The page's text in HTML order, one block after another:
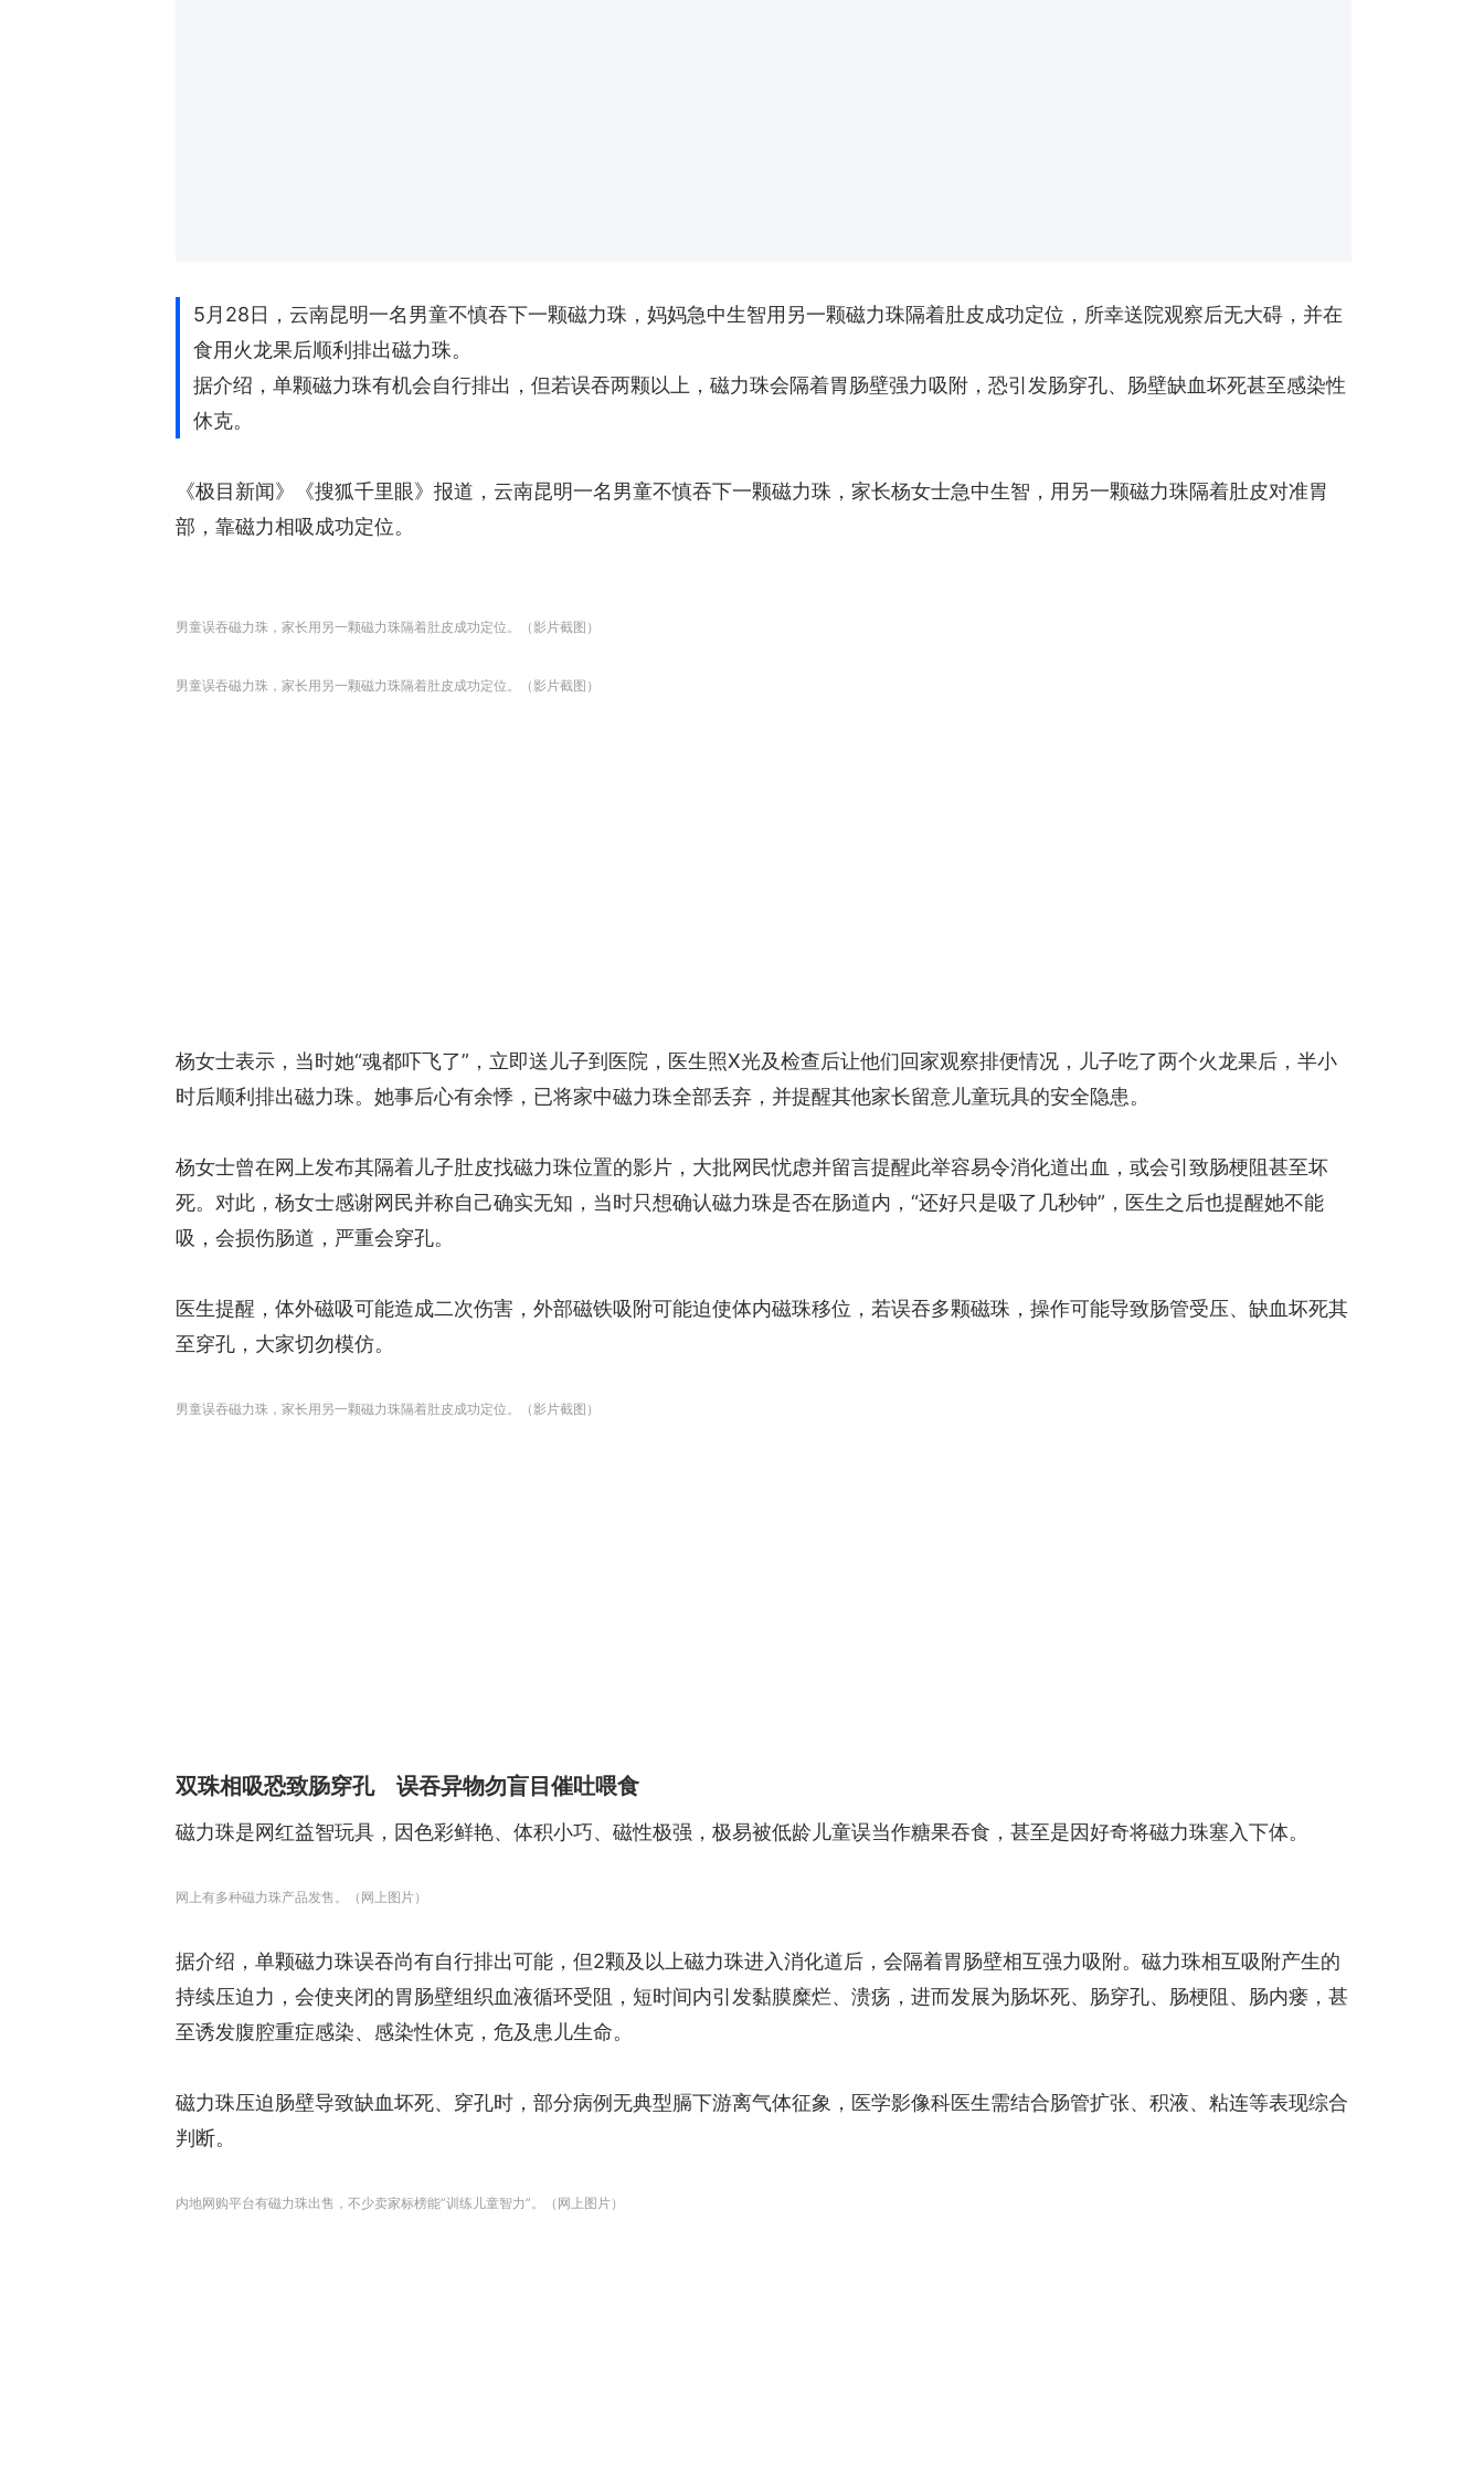
5月28日，云南昆明一名男童不慎吞下一颗磁力珠，妈妈急中生智用另一颗磁力珠隔着肚皮成功定位，所幸送院观察后无大碍，并在
食用火龙果后顺利排出磁力珠。
据介绍，单颗磁力珠有机会自行排出，但若误吞两颗以上，磁力珠会隔着胃肠壁强力吸附，恐引发肠穿孔、肠壁缺血坏死甚至感染性
休克。
《极目新闻》《搜狐千里眼》报道，云南昆明一名男童不慎吞下一颗磁力珠，家长杨女士急中生智，用另一颗磁力珠隔着肚皮对准胃
部，靠磁力相吸成功定位。
男童误吞磁力珠，家长用另一颗磁力珠隔着肚皮成功定位。（影片截图）
男童误吞磁力珠，家长用另一颗磁力珠隔着肚皮成功定位。（影片截图）
杨女士表示，当时她“魂都吓飞了”，立即送儿子到医院，医生照X光及检查后让他们回家观察排便情况，儿子吃了两个火龙果后，半小
时后顺利排出磁力珠。她事后心有余悸，已将家中磁力珠全部丢弃，并提醒其他家长留意儿童玩具的安全隐患。
杨女士曾在网上发布其隔着儿子肚皮找磁力珠位置的影片，大批网民忧虑并留言提醒此举容易令消化道出血，或会引致肠梗阻甚至坏
死。对此，杨女士感谢网民并称自己确实无知，当时只想确认磁力珠是否在肠道内，“还好只是吸了几秒钟”，医生之后也提醒她不能
吸，会损伤肠道，严重会穿孔。
医生提醒，体外磁吸可能造成二次伤害，外部磁铁吸附可能迫使体内磁珠移位，若误吞多颗磁珠，操作可能导致肠管受压、缺血坏死其
至穿孔，大家切勿模仿。
男童误吞磁力珠，家长用另一颗磁力珠隔着肚皮成功定位。（影片截图）
双珠相吸恐致肠穿孔 误吞异物勿盲目催吐喂食
磁力珠是网红益智玩具，因色彩鲜艳、体积小巧、磁性极强，极易被低龄儿童误当作糖果吞食，甚至是因好奇将磁力珠塞入下体。
网上有多种磁力珠产品发售。（网上图片）
据介绍，单颗磁力珠误吞尚有自行排出可能，但2颗及以上磁力珠进入消化道后，会隔着胃肠壁相互强力吸附。磁力珠相互吸附产生的
持续压迫力，会使夹闭的胃肠壁组织血液循环受阻，短时间内引发黏膜糜烂、溃疡，进而发展为肠坏死、肠穿孔、肠梗阻、肠内瘘，甚
至诱发腹腔重症感染、感染性休克，危及患儿生命。
磁力珠压迫肠壁导致缺血坏死、穿孔时，部分病例无典型膈下游离气体征象，医学影像科医生需结合肠管扩张、积液、粘连等表现综合
判断。
内地网购平台有磁力珠出售，不少卖家标榜能“训练儿童智力”。（网上图片）